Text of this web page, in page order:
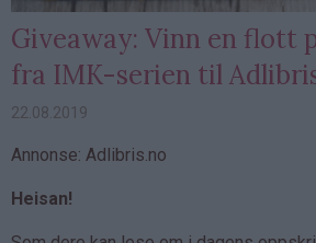
Giveaway: Vinn en flott
fra IMK-serien til
22.08.2019
Annonse: Adlibris.no
Heisan!